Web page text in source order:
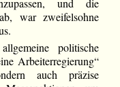
und die
war zweifelsohne
politische
Arbeiterregierung“
auch präzise